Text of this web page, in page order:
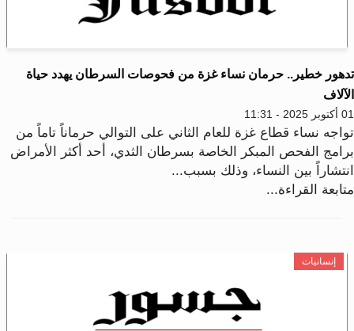
خطير.. حرمان نساء غزة من فحوصات السرطان يهدد حياة
- 11:31
نساء قطاع غزة للعام الثاني على التوالي حرماناً تاماً من
الفحص المبكر الخاصة بسرطان الثدي، أحد أكثر الأمراض
بين النساء، وذلك بسبب...
القراءة...
إنسانيات